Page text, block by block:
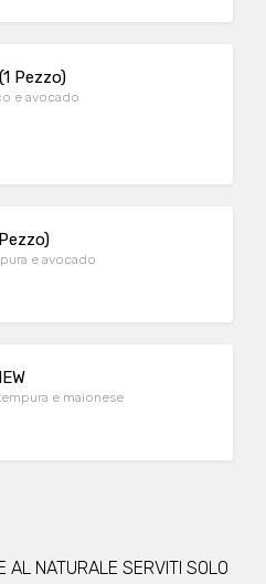
Pezzo)
e avocado
e avocado
e maionese
AL NATURALE SERVITI SOLO